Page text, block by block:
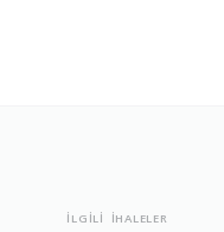
İLGİLİ İHALELER